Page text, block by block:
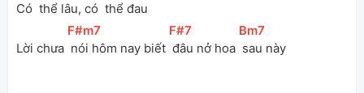
Có thể lâu, có thể đau
Lời chưa
[F#m7
nói hôm nay biết
[F#7
đâu nở hoa
[Bm7
sau này